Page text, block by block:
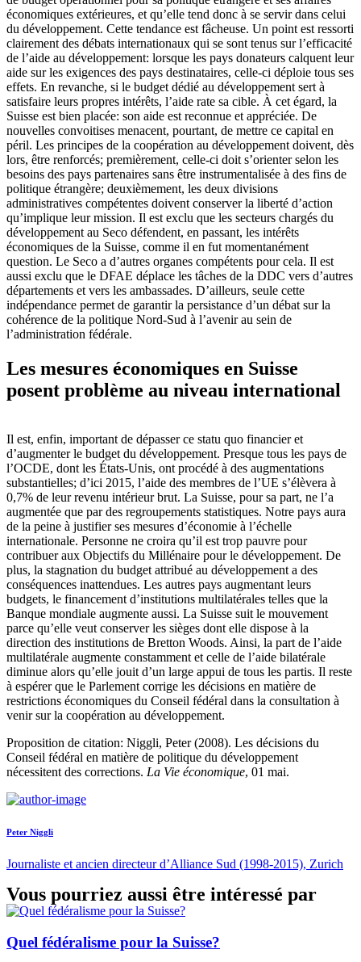
économiques extérieures, et qu’elle tend donc à se servir dans celui
du développement. Cette tendance est fâcheuse. Un point est ressorti
clairement des débats internationaux qui se sont tenus sur l’efficacité
de l’aide au développement: lorsque les pays donateurs calquent leur
aide sur les exigences des pays destinataires, celle-ci déploie tous ses
effets. En revanche, si le budget dédié au développement sert à
satisfaire leurs propres intérêts, l’aide rate sa cible. À cet égard, la
Suisse est bien placée: son aide est reconnue et appréciée. De
nouvelles convoitises menacent, pourtant, de mettre ce capital en
péril. Les principes de la coopération au développement doivent, dès
lors, être renforcés; premièrement, celle-ci doit s’orienter selon les
besoins des pays partenaires sans être instrumentalisée à des fins de
politique étrangère; deuxièmement, les deux divisions
administratives compétentes doivent conserver la liberté d’action
qu’implique leur mission. Il est exclu que les secteurs chargés du
développement au Seco défendent, en passant, les intérêts
économiques de la Suisse, comme il en fut momentanément
question. Le Seco a d’autres organes compétents pour cela. Il est
aussi exclu que le DFAE déplace les tâches de la DDC vers d’autres
départements et vers les ambassades. D’ailleurs, seule cette
indépendance permet de garantir la persistance d’un débat sur la
cohérence de la politique Nord-Sud à l’avenir au sein de
l’administration fédérale.
Les mesures économiques en Suisse
posent problème au niveau international
Il est, enfin, important de dépasser ce statu quo financier et
d’augmenter le budget du développement. Presque tous les pays de
l’OCDE, dont les États-Unis, ont procédé à des augmentations
substantielles; d’ici 2015, l’aide des membres de l’UE s’élèvera à
0,7% de leur revenu intérieur brut. La Suisse, pour sa part, ne l’a
augmentée que par des regroupements statistiques. Notre pays aura
de la peine à justifier ses mesures d’économie à l’échelle
internationale. Personne ne croira qu’il est trop pauvre pour
contribuer aux Objectifs du Millénaire pour le développement. De
plus, la stagnation du budget attribué au développement a des
conséquences inattendues. Les autres pays augmentant leurs
budgets, le financement d’institutions multilatérales telles que la
Banque mondiale augmente aussi. La Suisse suit le mouvement
parce qu’elle veut conserver les sièges dont elle dispose à la
direction des institutions de Bretton Woods. Ainsi, la part de l’aide
multilatérale augmente constamment et celle de l’aide bilatérale
diminue alors qu’elle jouit d’un large appui de tous les partis. Il reste
à espérer que le Parlement corrige les décisions en matière de
restrictions économiques du Conseil fédéral dans la consultation à
venir sur la coopération au développement.
Proposition de citation: Niggli, Peter (2008). Les décisions du
Conseil fédéral en matière de politique du développement
nécessitent des corrections. La Vie économique, 01 mai.
Peter Niggli
Journaliste et ancien directeur d’Alliance Sud (1998-2015), Zurich
Vous pourriez aussi être intéressé par
Quel fédéralisme pour la Suisse?